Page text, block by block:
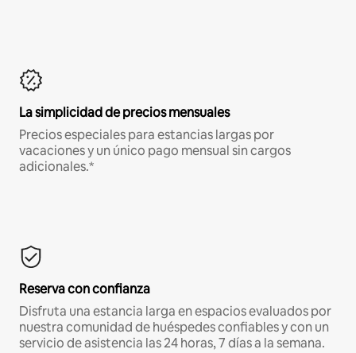
La simplicidad de precios mensuales
Precios especiales para estancias largas por
vacaciones y un único pago mensual sin cargos
adicionales.*
Reserva con confianza
Disfruta una estancia larga en espacios evaluados por
nuestra comunidad de huéspedes confiables y con un
servicio de asistencia las 24 horas, 7 días a la semana.